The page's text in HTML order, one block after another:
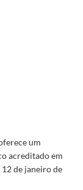
um
acreditado em
de janeiro de